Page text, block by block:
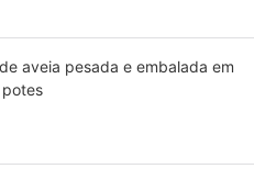
aveia pesada e embalada em